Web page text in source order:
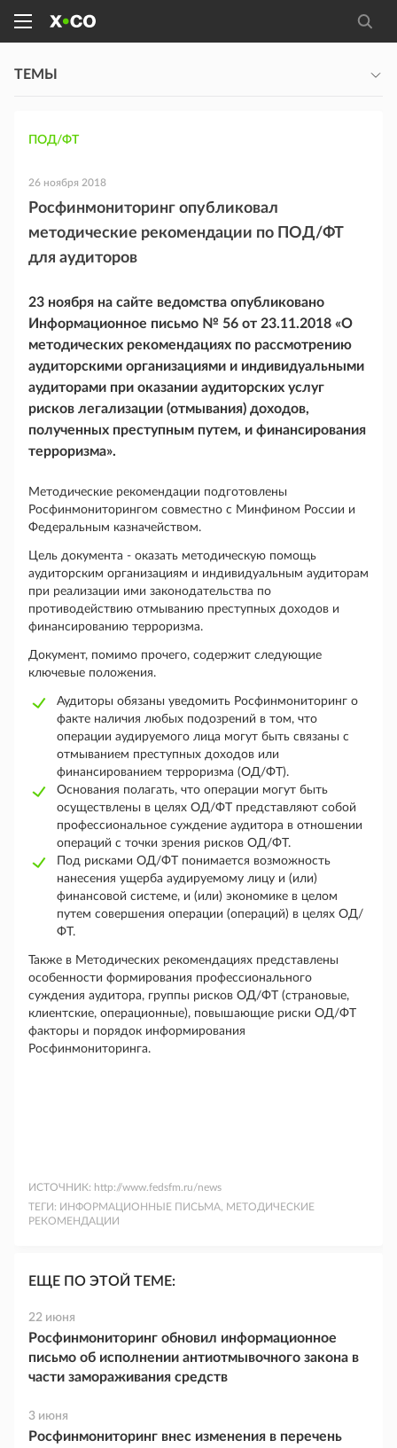
ТЕМЫ
ПОД/ФТ
26 ноября 2018
Росфинмониторинг опубликовал
методические рекомендации по ПОД/ФТ
для аудиторов
23 ноября на сайте ведомства опубликовано
Информационное письмо № 56 от 23.11.2018 «О
методических рекомендациях по рассмотрению
аудиторскими организациями и индивидуальными
аудиторами при оказании аудиторских услуг
рисков легализации (отмывания) доходов,
полученных преступным путем, и финансирования
терроризма».
Методические рекомендации подготовлены
Росфинмониторингом совместно с Минфином России и
Федеральным казначейством.
Цель документа - оказать методическую помощь
аудиторским организациям и индивидуальным аудиторам
при реализации ими законодательства по
противодействию отмыванию преступных доходов и
финансированию терроризма.
Документ, помимо прочего, содержит следующие
ключевые положения.
Аудиторы обязаны уведомить Росфинмониторинг о
факте наличия любых подозрений в том, что
операции аудируемого лица могут быть связаны с
отмыванием преступных доходов или
финансированием терроризма (ОД/ФТ).
Основания полагать, что операции могут быть
осуществлены в целях ОД/ФТ представляют собой
профессиональное суждение аудитора в отношении
операций с точки зрения рисков ОД/ФТ.
Под рисками ОД/ФТ понимается возможность
нанесения ущерба аудируемому лицу и (или)
финансовой системе, и (или) экономике в целом
путем совершения операции (операций) в целях ОД/
ФТ.
Также в Методических рекомендациях представлены
особенности формирования профессионального
суждения аудитора, группы рисков ОД/ФТ (страновые,
клиентские, операционные), повышающие риски ОД/ФТ
факторы и порядок информирования
Росфинмониторинга.
ИСТОЧНИК: http://www.fedsfm.ru/news
ТЕГИ: ИНФОРМАЦИОННЫЕ ПИСЬМА, МЕТОДИЧЕСКИЕ
РЕКОМЕНДАЦИИ
ЕЩЕ ПО ЭТОЙ ТЕМЕ:
22 июня
Росфинмониторинг обновил информационное
письмо об исполнении антиотмывочного закона в
части замораживания средств
3 июня
Росфинмониторинг внес изменения в перечень